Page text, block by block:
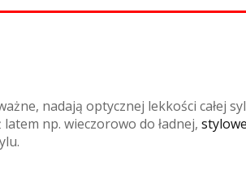
nadają optycznej lekkości całej
np. wieczorowo do ładnej,